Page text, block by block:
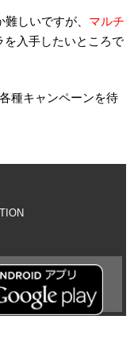
しいですが、 マルチ
入手したいところで
種キャンペーンを待